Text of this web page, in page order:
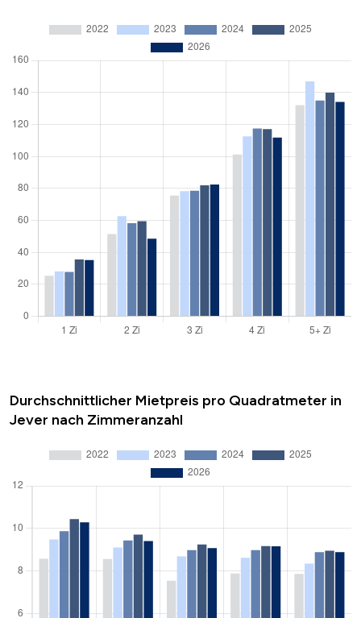
Durchschnittlicher Mietpreis pro Quadratmeter in
Jever nach Zimmeranzahl